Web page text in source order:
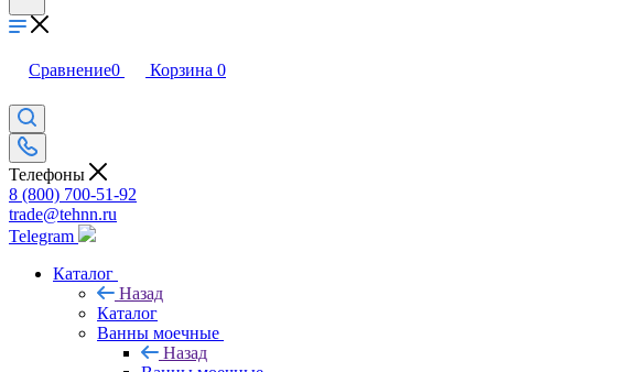
Сравнение0 Корзина 0
Телефоны
8 (800) 700-51-92
trade@tehnn.ru
Telegram
Каталог
Назад
Каталог
Ванны моечные
Назад